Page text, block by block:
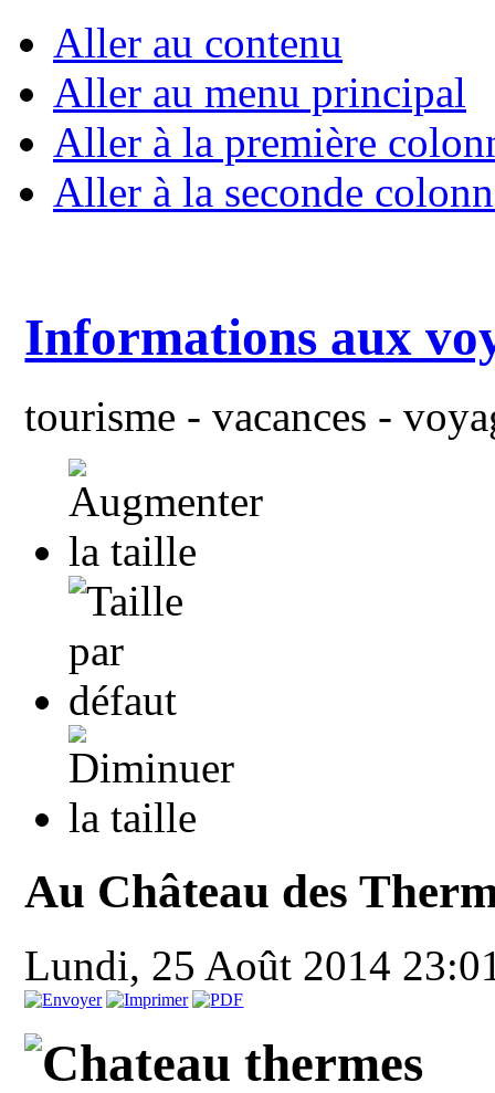
Aller au contenu
Aller au menu principal
Aller à la première
Aller à la seconde
Informations aux
tourisme - vacances -
Au Château des
Lundi, 25 Août 2014